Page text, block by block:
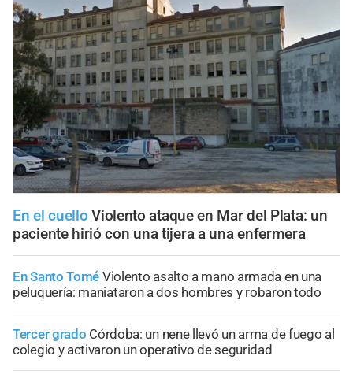
En el cuello Violento ataque en Mar del Plata: un
paciente hirió con una tijera a una enfermera
En Santo Tomé Violento asalto a mano armada en una
peluquería: maniataron a dos hombres y robaron todo
Tercer grado Córdoba: un nene llevó un arma de fuego al
colegio y activaron un operativo de seguridad